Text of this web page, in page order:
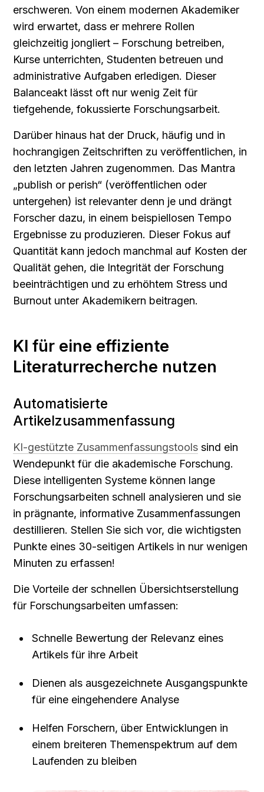
erschweren. Von einem modernen Akademiker
wird erwartet, dass er mehrere Rollen
gleichzeitig jongliert – Forschung betreiben,
Kurse unterrichten, Studenten betreuen und
administrative Aufgaben erledigen. Dieser
Balanceakt lässt oft nur wenig Zeit für
tiefgehende, fokussierte Forschungsarbeit.
Darüber hinaus hat der Druck, häufig und in
hochrangigen Zeitschriften zu veröffentlichen, in
den letzten Jahren zugenommen. Das Mantra
„publish or perish“ (veröffentlichen oder
untergehen) ist relevanter denn je und drängt
Forscher dazu, in einem beispiellosen Tempo
Ergebnisse zu produzieren. Dieser Fokus auf
Quantität kann jedoch manchmal auf Kosten der
Qualität gehen, die Integrität der Forschung
beeinträchtigen und zu erhöhtem Stress und
Burnout unter Akademikern beitragen.
KI für eine effiziente
Literaturrecherche nutzen
Automatisierte
Artikelzusammenfassung
KI-gestützte Zusammenfassungstools sind ein
Wendepunkt für die akademische Forschung.
Diese intelligenten Systeme können lange
Forschungsarbeiten schnell analysieren und sie
in prägnante, informative Zusammenfassungen
destillieren. Stellen Sie sich vor, die wichtigsten
Punkte eines 30-seitigen Artikels in nur wenigen
Minuten zu erfassen!
Die Vorteile der schnellen Übersichtserstellung
für Forschungsarbeiten umfassen:
Schnelle Bewertung der Relevanz eines
Artikels für ihre Arbeit
Dienen als ausgezeichnete Ausgangspunkte
für eine eingehendere Analyse
Helfen Forschern, über Entwicklungen in
einem breiteren Themenspektrum auf dem
Laufenden zu bleiben